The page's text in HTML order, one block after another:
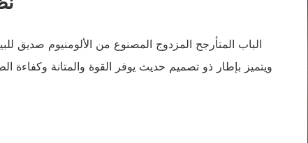
الباب المتأرجح المزدوج المصنوع من الألومنيوم صديق
ويتميز بإطار ذو تصميم حديث يوفر القوة والمتانة وكفاءة